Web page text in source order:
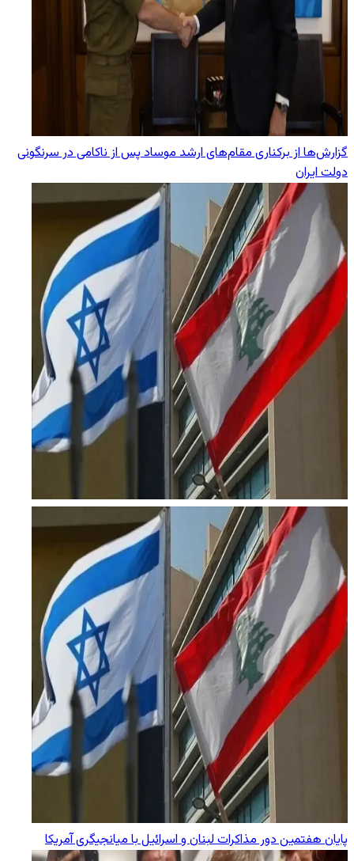
گزارش‌ها از برکناری مقام‌های ارشد موساد پس از ناکامی در سرنگونی
دولت ایران
پایان هفتمین دور مذاکرات لبنان و اسرائیل با میانجیگری آمریکا